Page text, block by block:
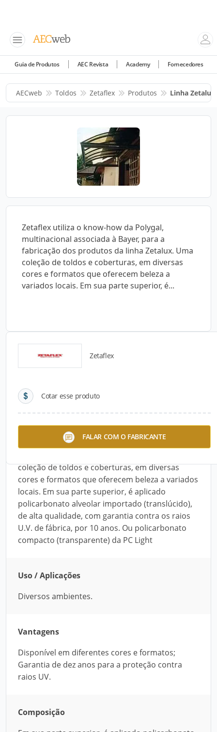
Guia de Produtos AEC Revista Academy Fornecedores
AECweb Toldos Zetaflex Produtos Linha Zetalux
Zetaflex utiliza o know-how da Polygal,
multinacional associada à Bayer, para a
fabricação dos produtos da linha Zetalux. Uma
coleção de toldos e coberturas, em diversas
cores e formatos que oferecem beleza a
variados locais. Em sua parte superior, é...
Zetaflex
Cotar esse produto
FALAR COM O FABRICANTE
Detalhes do produto
Descrição do Produto
Zetaflex utiliza o know-how da Polygal,
multinacional associada à Bayer, para a
coleção de toldos e coberturas, em diversas
cores e formatos que oferecem beleza a variados
locais. Em sua parte superior, é aplicado
policarbonato alveolar importado (translúcido),
de alta qualidade, com garantia contra os raios
U.V. de fábrica, por 10 anos. Ou policarbonato
compacto (transparente) da PC Light
Uso / Aplicações
Diversos ambientes.
Vantagens
Disponível em diferentes cores e formatos;
Garantia de dez anos para a proteção contra
raios UV.
Composição